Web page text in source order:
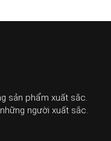
sản phẩm xuất sắc.
người xuất sắc.